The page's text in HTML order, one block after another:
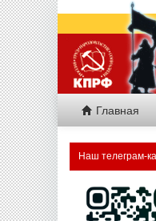
Главная
Наш телеграм-